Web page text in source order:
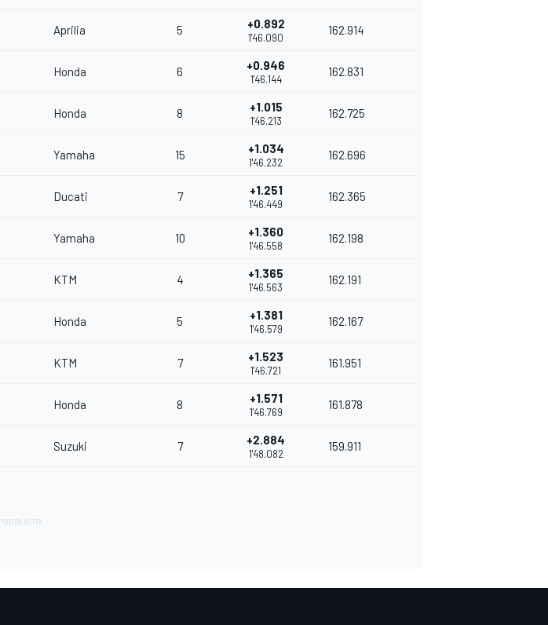
Aprilia 5 +0.892
1'46.090
162.914
Honda 6 +0.946
1'46.144
162.831
Honda 8 +1.015
1'46.213
162.725
Yamaha 15 +1.034
1'46.232
162.696
Ducati 7 +1.251
1'46.449
162.365
Yamaha 10 +1.360
1'46.558
162.198
KTM 4 +1.365
1'46.563
162.191
Honda 5 +1.381
1'46.579
162.167
KTM 7 +1.523
1'46.721
161.951
Honda 8 +1.571
1'46.769
161.878
Suzuki 7 +2.884
1'48.082
159.911